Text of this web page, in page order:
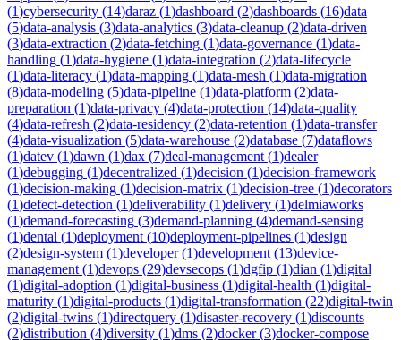
(1)cybersecurity (14)daraz (1)dashboard (2)dashboards (16)data
(5)data-analysis (3)data-analytics (3)data-cleanup (2)data-driven
(3)data-extraction (2)data-fetching (1)data-governance (1)data-
handling (1)data-hygiene (1)data-integration (2)data-lifecycle
(1)data-literacy (1)data-mapping (1)data-mesh (1)data-migration
(8)data-modeling (5)data-pipeline (1)data-platform (2)data-
preparation (1)data-privacy (4)data-protection (14)data-quality
(4)data-refresh (2)data-residency (2)data-retention (1)data-transfer
(4)data-visualization (5)data-warehouse (2)database (7)dataflows
(1)datev (1)dawn (1)dax (7)deal-management (1)dealer
(1)debugging (1)decentralized (1)decision (1)decision-framework
(1)decision-making (1)decision-matrix (1)decision-tree (1)decorators
(1)defect-detection (1)deliverability (1)delivery (1)delmiaworks
(1)demand-forecasting (3)demand-planning (4)demand-sensing
(1)dental (1)deployment (10)deployment-pipelines (1)design
(2)design-system (1)developer(1)development (13)device-
management (1)devops (29)devsecops (1)dgfip (1)dian (1)digital
(1)digital-adoption (1)digital-business (1)digital-health (1)digital-
maturity (1)digital-products (1)digital-transformation (22)digital-twin
(2)digital-twins (1)directquery (1)disaster-recovery (1)discounts
(2)distribution (4)diversity (1)dms (2)docker(3)docker-compose